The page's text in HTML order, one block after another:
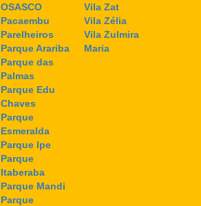
OSASCO
Pacaembu
Parelheiros
Parque Arariba
Parque das
Palmas
Parque Edu
Chaves
Parque
Esmeralda
Parque Ipe
Parque
Itaberaba
Parque Mandi
Parque
Vila Zat
Vila Zélia
Vila Zulmira
Maria